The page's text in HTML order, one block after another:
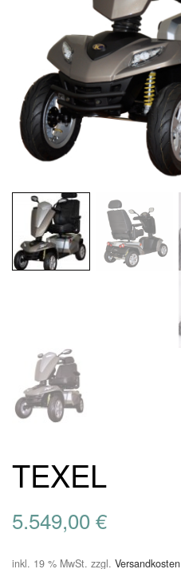
TEXEL
5.549,00€
inkl. 19 % MwSt. zzgl. Versandkosten